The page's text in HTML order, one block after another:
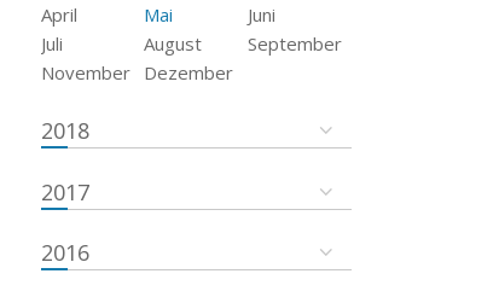
April
Mai
Juni
Juli
August
September
November
Dezember
2018
2017
2016